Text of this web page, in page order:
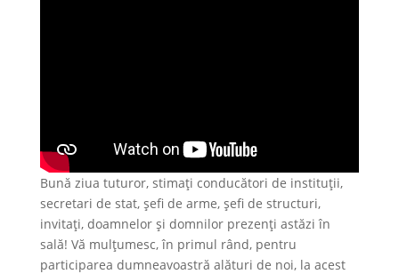
Bună ziua tuturor, stimați conducători de instituții,
secretari de stat, șefi de arme, șefi de structuri,
invitați, doamnelor și domnilor prezenți astăzi în
sală! Vă mulțumesc, în primul rând, pentru
participarea dumneavoastră alături de noi, la acest